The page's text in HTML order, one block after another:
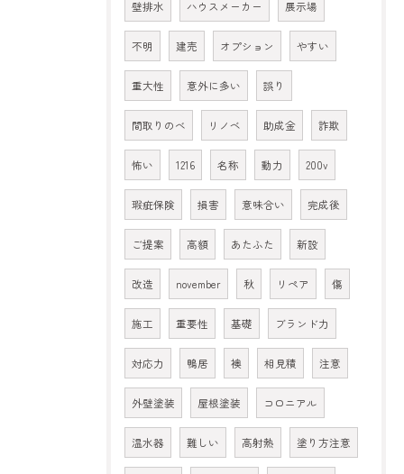
壁排水 ハウスメーカー 展示場
不明 建売 オプション やすい
重大性 意外に多い 誤り
間取りのべ リノベ 助成金 詐欺
怖い 1216 名称 動力 200v
瑕疵保険 損害 意味合い 完成後
ご提案 高額 あたふた 新設
改造 november 秋 リペア 傷
施工 重要性 基礎 ブランド力
対応力 鴨居 襖 相見積 注意
外壁塗装 屋根塗装 コロニアル
温水器 難しい 高射熱 塗り方注意